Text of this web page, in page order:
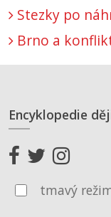
Stezky po
Brno a
Encyklopedie
tmavý